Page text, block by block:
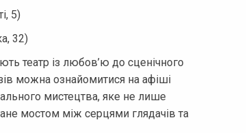
5)
32)
театр із любов’ю до сценічного
можна ознайомитися на афіші
мистецтва, яке не лише
мостом між серцями глядачів та